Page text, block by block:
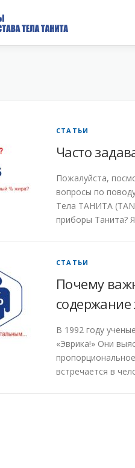
СТАТЬИ
Часто
Пожалуйста,
вопросы по
Тела ТАНИТА
приборы Танита?
СТАТЬИ
Почему
В 1992 году
«Эврика!» Они
встречается в